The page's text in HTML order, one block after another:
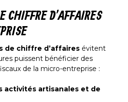
CHIFFRE D’AFFAIRES
de chiffre d’affairesévitent
puissent bénéficier des
de la micro-entreprise :
activités artisanales et de